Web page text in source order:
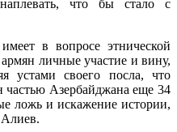
что бы стало с
в вопросе этнической
личные участие и вину,
устами своего посла, что
Азербайджана еще 34
ложь и искажение истории,
Алиев.